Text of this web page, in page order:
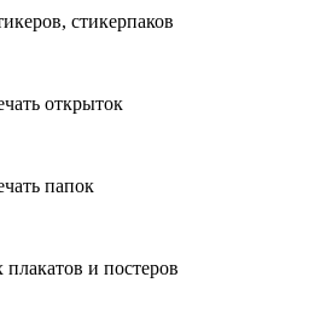
стикерпаков
открыток
папок
и постеров